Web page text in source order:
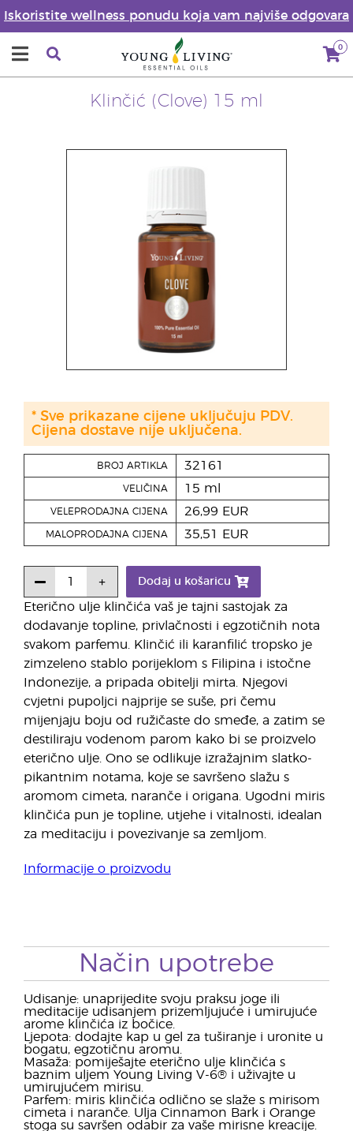
Iskoristite wellness ponudu koja vam najviše odgovara
0
Klinčić (Clove) 15 ml
Eterično ulje klinčića vaš je tajni sastojak za
dodavanje topline, privlačnosti i egzotičnih nota
svakom parfemu. Klinčić ili karanfilić tropsko je
zimzeleno stablo porijeklom s Filipina i istočne
Indonezije, a pripada obitelji mirta. Njegovi
cvjetni pupoljci najprije se suše, pri čemu
mijenjaju boju od ružičaste do smeđe, a zatim se
destiliraju vodenom parom kako bi se proizvelo
eterično ulje. Ono se odlikuje izražajnim slatko-
pikantnim notama, koje se savršeno slažu s
aromom cimeta, naranče i origana. Ugodni miris
klinčića pun je topline, utjehe i vitalnosti, idealan
za meditaciju i povezivanje sa zemljom.
Informacije o proizvodu
BROJ ARTIKLA 32161
VELIČINA 15 ml
VELEPRODAJNA CIJENA 26,99 EUR
MALOPRODAJNA CIJENA 35,51 EUR
Dodaj u košaricu
* Sve prikazane cijene uključuju PDV.
Cijena dostave nije uključena.
Način upotrebe
Udisanje: unaprijedite svoju praksu joge ili
meditacije udisanjem prizemljujuće i umirujuće
arome klinčića iz bočice.
Ljepota: dodajte kap u gel za tuširanje i uronite u
bogatu, egzotičnu aromu.
Masaža: pomiješajte eterično ulje klinčića s
baznim uljem Young Living V-6® i uživajte u
umirujućem mirisu.
Parfem: miris klinčića odlično se slaže s mirisom
cimeta i naranče. Ulja Cinnamon Bark i Orange
stoga su savršen odabir za vaše mirisne kreacije.